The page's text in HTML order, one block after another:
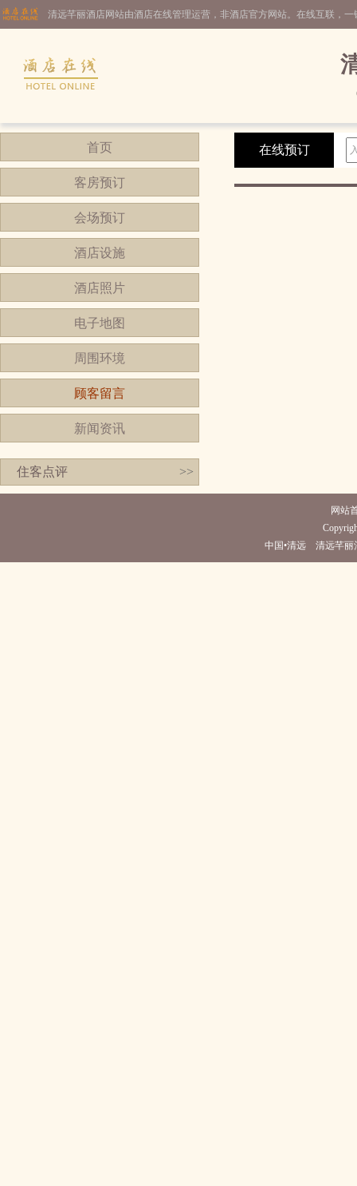
清远芊丽酒店网站由酒店在线管理运营，非酒店官方网站。在线互联，
首页
客房预订
会场预订
酒店设施
酒店照片
电子地图
周围环境
顾客留言
新闻资讯
住客点评 >>
在线预订
网站
中国•清远 清远芊丽